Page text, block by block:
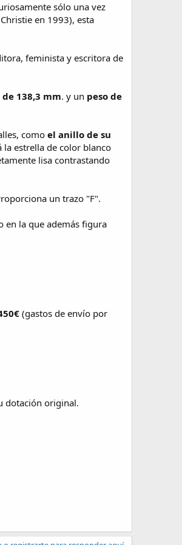
sólo una vez
en 1993), esta
feminista y escritora de
138,3 mm. y un peso de
como el anillo de su
la estrella de color blanco
lisa contrastando
un trazo "F".
en la que además figura
(gastos de envío por
dotación original.